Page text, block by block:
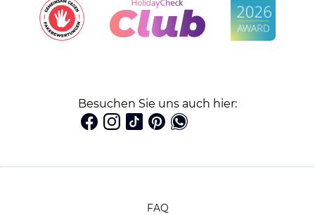
Besuchen Sie uns auch hier:
FAQ